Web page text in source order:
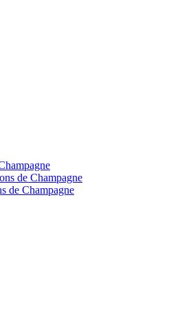
de Champagne
de Champagne